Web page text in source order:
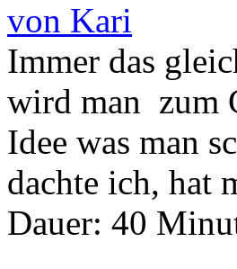
von Kari
Immer das
wird man zum
Idee was man
dachte ich, hat
Dauer: 40